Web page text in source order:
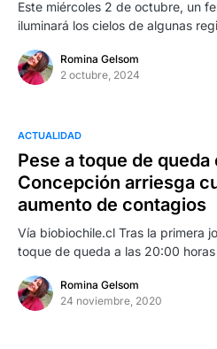
Este miércoles 2 de octubre, un
iluminará los cielos de algunas
Romina Gelsom
2 octubre, 2024
ACTUALIDAD
Pese a toque de
Concepción arriesga
aumento de contagios
Vía biobiochile.cl Tras la primera
toque de queda a las 20:00
Romina Gelsom
24 noviembre, 2020